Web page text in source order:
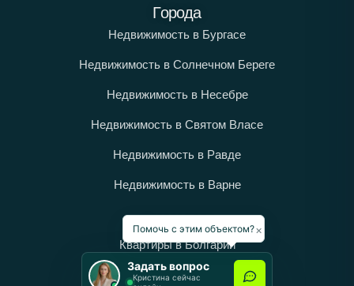
Города
Недвижимость в Бургасе
Недвижимость в Солнечном Береге
Недвижимость в Несебре
Недвижимость в Святом Власе
Недвижимость в Равде
Недвижимость в Варне
Категории
Квартиры в Болгарии
Дома в Болгарии
×
Помочь с этим объектом?
Задать вопрос
Кристина сейчас